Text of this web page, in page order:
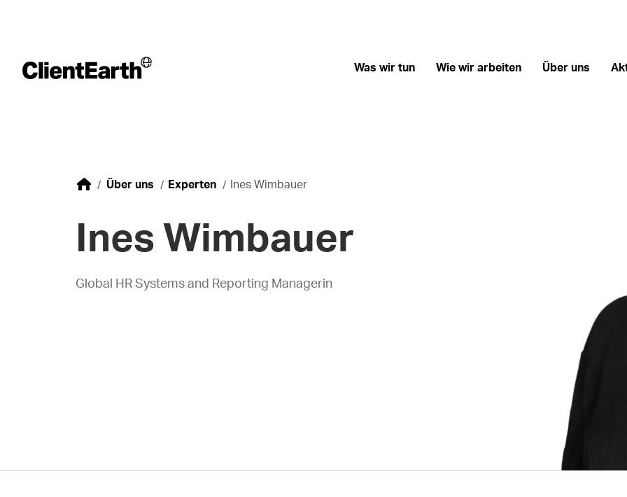
Was wir tun Wie wir arbeiten Über uns
Über uns Experten Ines Wimbauer
Ines Wimbauer
Global HR Systems and Reporting Managerin